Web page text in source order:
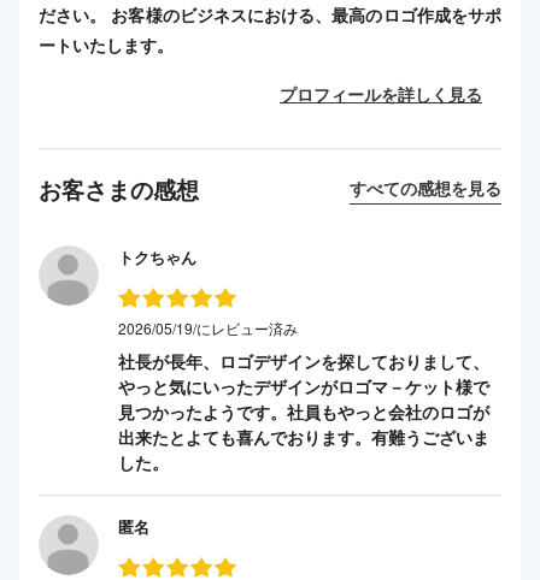
ださい。 お客様のビジネスにおける、最高のロゴ作成をサポ
ートいたします。
プロフィールを詳しく見る
お客さまの感想 すべての感想を見る
トクちゃん
2026/05/19/にレビュー済み
社長が長年、ロゴデザインを探しておりまして、
やっと気にいったデザインがロゴマ－ケット様で
見つかったようです。社員もやっと会社のロゴが
出来たとよても喜んでおります。有難うございま
した。
匿名